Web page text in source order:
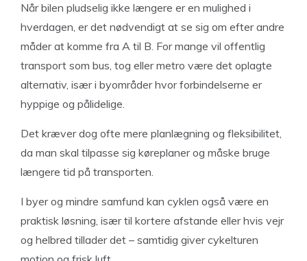
Når bilen pludselig ikke længere er en mulighed i
hverdagen, er det nødvendigt at se sig om efter andre
måder at komme fra A til B. For mange vil offentlig
transport som bus, tog eller metro være det oplagte
alternativ, især i byområder hvor forbindelserne er
hyppige og pålidelige.
Det kræver dog ofte mere planlægning og fleksibilitet,
da man skal tilpasse sig køreplaner og måske bruge
længere tid på transporten.
I byer og mindre samfund kan cyklen også være en
praktisk løsning, især til kortere afstande eller hvis vejr
og helbred tillader det – samtidig giver cykelturen